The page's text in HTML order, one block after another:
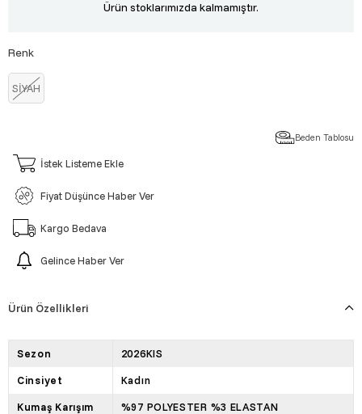
Ürün stoklarımızda kalmamıştır.
Renk
SİYAH
Beden Tablosu
İstek Listeme Ekle
Fiyat Düşünce Haber Ver
Kargo Bedava
Gelince Haber Ver
Ürün Özellikleri
Sezon 2026KIS
Cinsiyet Kadın
Kumaş Karışım %97 POLYESTER %3 ELASTAN